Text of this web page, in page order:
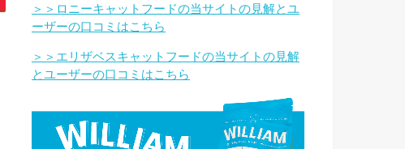
＞＞ロニーキャットフードの当サイトの見解とユ
ーザーの口コミはこちら
＞＞エリザベスキャットフードの当サイトの見解
とユーザーの口コミはこちら